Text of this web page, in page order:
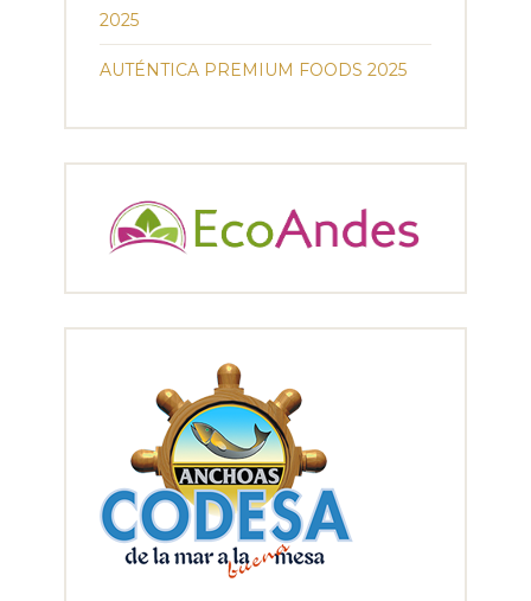
2025
AUTÉNTICA PREMIUM FOODS 2025